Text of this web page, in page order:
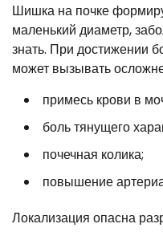
Шишка на почке
маленький диаметр,
знать. При достижении
может вызывать
примесь крови в
боль тянущего
почечная колика;
повышение
Локализация опасна